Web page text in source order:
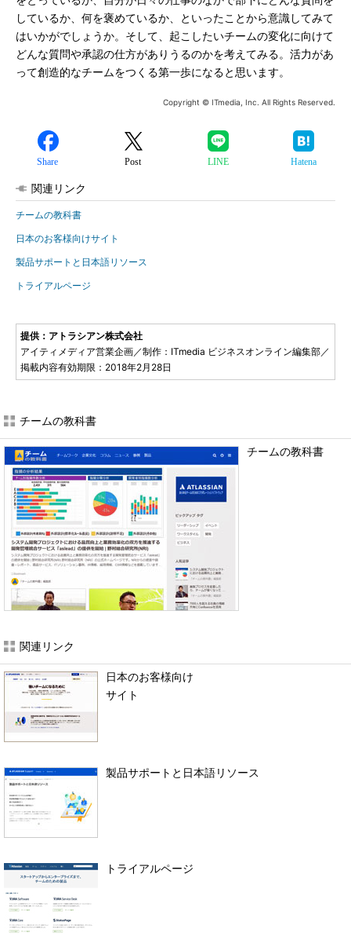
しているか、何を褒めているか、といったことから意識してみて
はいかがでしょうか。そして、起こしたいチームの変化に向けて
どんな質問や承認の仕方がありうるのかを考えてみる。活力があ
って創造的なチームをつくる第一歩になると思います。
Copyright © ITmedia, Inc. All Rights Reserved.
Share Post LINE Hatena
関連リンク
チームの教科書
日本のお客様向けサイト
製品サポートと日本語リソース
トライアルページ
提供：アトラシアン株式会社
アイティメディア営業企画／制作：ITmedia ビジネスオンライン編集部／
掲載内容有効期限：2018年2月28日
チームの教科書
チームの教科書
関連リンク
日本のお客様向け
サイト
製品サポートと日本語リソース
トライアルページ